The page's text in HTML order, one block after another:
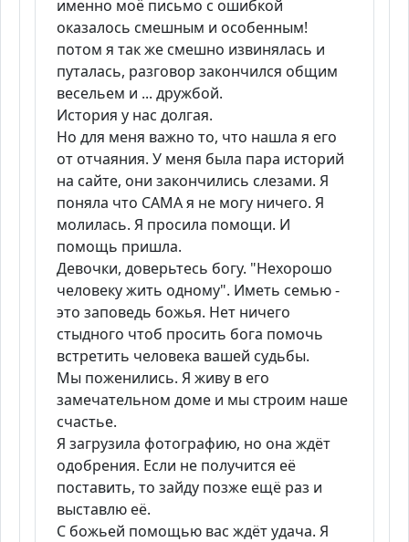
именно моё письмо с ошибкой
оказалось смешным и особенным!
потом я так же смешно извинялась и
путалась, разговор закончился общим
весельем и ... дружбой.
История у нас долгая.
Но для меня важно то, что нашла я его
от отчаяния. У меня была пара историй
на сайте, они закончились слезами. Я
поняла что САМА я не могу ничего. Я
молилась. Я просила помощи. И
помощь пришла.
Девочки, доверьтесь богу. "Нехорошо
человеку жить одному". Иметь семью -
это заповедь божья. Нет ничего
стыдного чтоб просить бога помочь
встретить человека вашей судьбы.
Мы поженились. Я живу в его
замечательном доме и мы строим наше
счастье.
Я загрузила фотографию, но она ждёт
одобрения. Если не получится её
поставить, то зайду позже ещё раз и
выставлю её.
С божьей помощью вас ждёт удача. Я